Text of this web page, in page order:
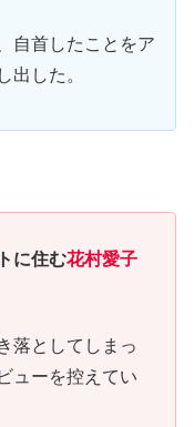
自首したことをア
出した。
に住む花村愛子
落としてしまっ
ューを控えてい